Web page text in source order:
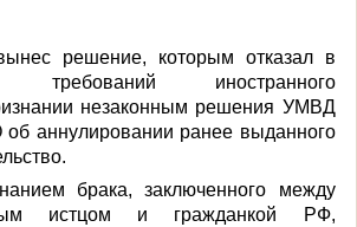
решение, которым отказал в
требований иностранного
незаконным решения УМВД
аннулировании ранее выданного
брака, заключенного между
истцом и гражданкой РФ,